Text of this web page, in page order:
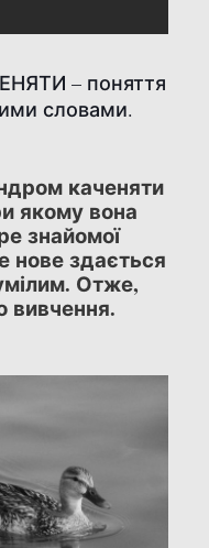
– поняття
словами.
каченяти
якому вона
знайомої
нове здається
Отже,
вивчення.